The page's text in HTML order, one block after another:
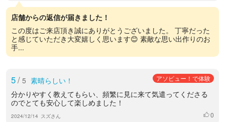
店舗からの返信が届きました！
この度はご来店頂き誠にありがとうございました。 丁寧だった
と感じていただき大変嬉しく思います😊 素敵な思い出作りのお
手...
5/ 5 素晴らしい！ アソビュー！で体験
分かりやすく教えてもらい、頻繁に見に来て気遣ってくださる
のでとても安心して楽しめました！
2024/12/14 スズさん いいね
0